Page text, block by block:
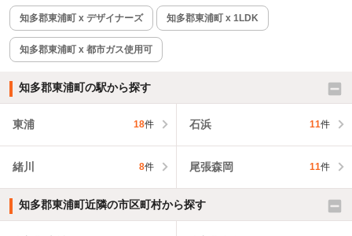
知多郡東浦町 x デザイナーズ 知多郡東浦町 x 1LDK
知多郡東浦町 x 都市ガス使用可
知多郡東浦町の駅から探す
東浦 18件 石浜 11件
緒川 8件 尾張森岡 11件
知多郡東浦町近隣の市区町村から探す